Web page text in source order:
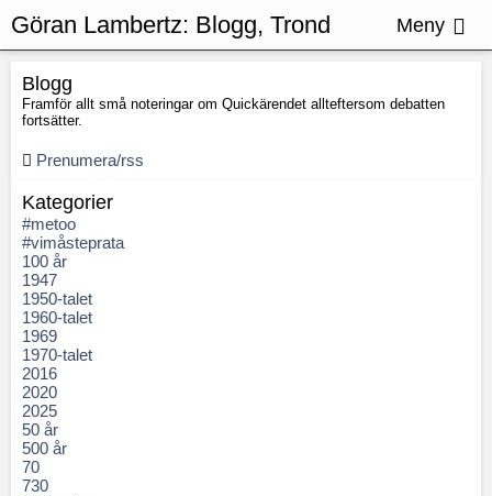
Blogg
Framför allt små noteringar om Quickärendet allteftersom debatten
fortsätter.
Prenumera/rss
Kategorier
#metoo
#vimåsteprata
100 år
1947
1950-talet
1960-talet
1969
1970-talet
2016
2020
2025
50 år
500 år
70
730
Göran Lambertz: Blogg, Trond
Sefastsson
Meny